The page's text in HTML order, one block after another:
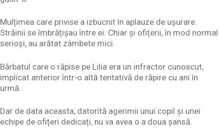
Mulțimea care privise a izbucnit în aplauze de ușurare.
Străinii se îmbrățișau între ei. Chiar și ofițerii, în mod normal
serioși, au arătat zâmbete mici.
Bărbatul care o răpise pe Lilia era un infractor cunoscut,
implicat anterior într-o altă tentativă de răpire cu ani în
urmă.
Dar de data aceasta, datorită agerimii unui copil și unei
echipe de ofițeri dedicați, nu va avea o a doua șansă.